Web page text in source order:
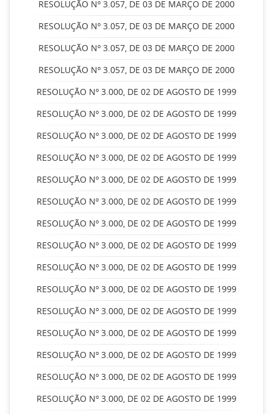
RESOLUÇÃO Nº 3.057, DE 03 DE MARÇO DE 2000
RESOLUÇÃO Nº 3.057, DE 03 DE MARÇO DE 2000
RESOLUÇÃO Nº 3.057, DE 03 DE MARÇO DE 2000
RESOLUÇÃO Nº 3.057, DE 03 DE MARÇO DE 2000
RESOLUÇÃO Nº 3.000, DE 02 DE AGOSTO DE 1999
RESOLUÇÃO Nº 3.000, DE 02 DE AGOSTO DE 1999
RESOLUÇÃO Nº 3.000, DE 02 DE AGOSTO DE 1999
RESOLUÇÃO Nº 3.000, DE 02 DE AGOSTO DE 1999
RESOLUÇÃO Nº 3.000, DE 02 DE AGOSTO DE 1999
RESOLUÇÃO Nº 3.000, DE 02 DE AGOSTO DE 1999
RESOLUÇÃO Nº 3.000, DE 02 DE AGOSTO DE 1999
RESOLUÇÃO Nº 3.000, DE 02 DE AGOSTO DE 1999
RESOLUÇÃO Nº 3.000, DE 02 DE AGOSTO DE 1999
RESOLUÇÃO Nº 3.000, DE 02 DE AGOSTO DE 1999
RESOLUÇÃO Nº 3.000, DE 02 DE AGOSTO DE 1999
RESOLUÇÃO Nº 3.000, DE 02 DE AGOSTO DE 1999
RESOLUÇÃO Nº 3.000, DE 02 DE AGOSTO DE 1999
RESOLUÇÃO Nº 3.000, DE 02 DE AGOSTO DE 1999
RESOLUÇÃO Nº 3.000, DE 02 DE AGOSTO DE 1999